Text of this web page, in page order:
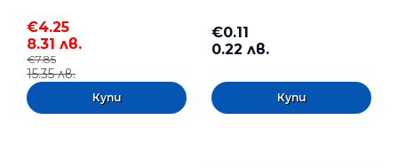
€4.25
8.31 лв.
€7.85
15.35 лв.
€0.11
0.22 лв.